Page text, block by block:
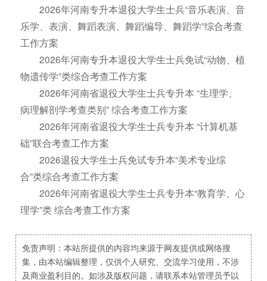
2026年河南专升本退役大学生士兵“音乐表演、音
乐学、表演、舞蹈表演、舞蹈编导、舞蹈学”综合考查
工作方案
2026年河南专升本退役大学生士兵免试“动物、植
物遗传学”类综合考查工作方案
2026年河南省退役大学生士兵专升本 “生理学、
病理解剖学考查类别” 综合考查工作方案
2026年河南省退役大学生士兵专升本 “计算机基
础”联合考查工作方案
2026退役大学生士兵免试专升本“美术专业综
合”类综合考查工作方案
2026年河南省退役大学生士兵专升本“教育学、心
理学”类 综合考查工作方案
免责声明：本站所提供的内容均来源于网友提供或网络搜
集，由本站编辑整理，仅供个人研究、交流学习使用，不涉
及商业盈利目的。如涉及版权问题，请联系本站管理员予以